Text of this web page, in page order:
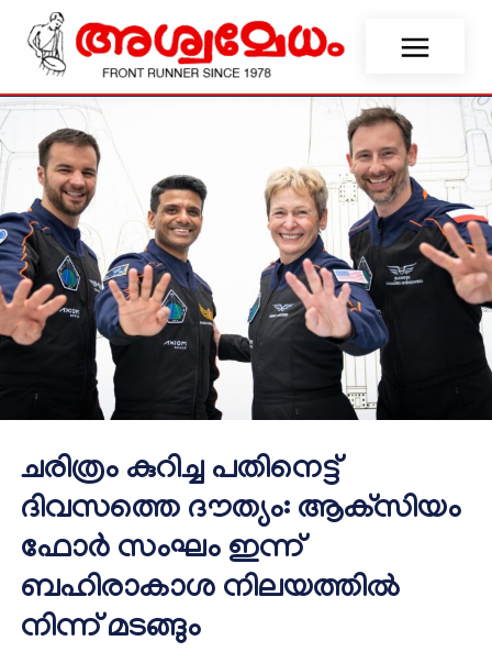
ചരിത്രം കുറിച്ച പതിനെട്ട്
ദിവസത്തെ ദൗത്യം: ആക്‌സിയം
ഫോര്‍ സംഘം ഇന്ന്
ബഹിരാകാശ നിലയത്തില്‍
നിന്ന് മടങ്ങും